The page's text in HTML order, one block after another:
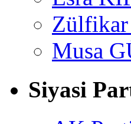
Musa
Siyasi